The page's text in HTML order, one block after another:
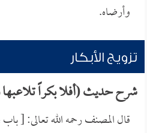
وأرضاه.
تزويج الأبكار
شرح حديث (أفلا بكراً
قال المصنف رحمه الله تعالى: [